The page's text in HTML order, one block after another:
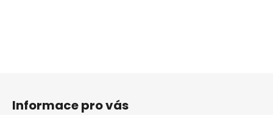
Informace pro vás